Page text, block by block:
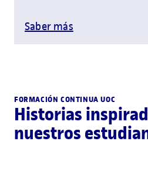
Saber más
FORMACIÓN CONTINUA UOC
Historias
nuestros